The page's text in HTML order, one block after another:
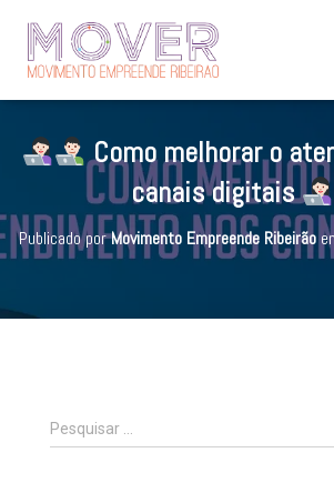
Como melhorar o
canais digitais
Publicado porMovimento Empreende Ribeirão
P
e
Pesquisar …